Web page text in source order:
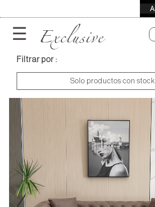
☰ Exclusive
Filtrar por :
Solo productos con stock